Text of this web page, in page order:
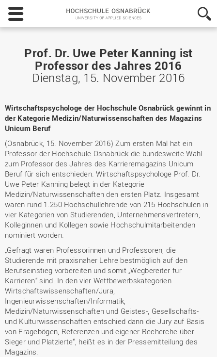
Hochschule
Osnabrück
-
Applied
Sciences
Prof. Dr. Uwe Peter Kanning ist
Professor des Jahres 2016
Dienstag, 15. November 2016
Wirtschaftspsychologe der Hochschule Osnabrück gewinnt in
der Kategorie Medizin/Naturwissenschaften des Magazins
Unicum Beruf
(Osnabrück, 15. November 2016) Zum ersten Mal hat ein
Professor der Hochschule Osnabrück die bundesweite Wahl
zum Professor des Jahres des Karrieremagazins Unicum
Beruf für sich entschieden. Wirtschaftspsychologe Prof. Dr.
Uwe Peter Kanning belegt in der Kategorie
Medizin/Naturwissenschaften den ersten Platz. Insgesamt
waren rund 1.250 Hochschullehrende von 215 Hochschulen in
vier Kategorien von Studierenden, Unternehmensvertretern,
Kolleginnen und Kollegen sowie Hochschulmitarbeitenden
nominiert worden.
„Gefragt waren Professorinnen und Professoren, die
Studierende mit praxisnaher Lehre bestmöglich auf den
Berufseinstieg vorbereiten und somit „Wegbereiter für
Karrieren“ sind. In den vier Wettbewerbskategorien
Wirtschaftswissenschaften/Jura,
Ingenieurwissenschaften/Informatik,
Medizin/Naturwissenschaften und Geistes-, Gesellschafts-
und Kulturwissenschaften entschied dann die Jury auf Basis
von Fragebögen, Referenzen und eigener Recherche über
Sieger und Platzierte“, heißt es in der Pressemitteilung des
Magazins.